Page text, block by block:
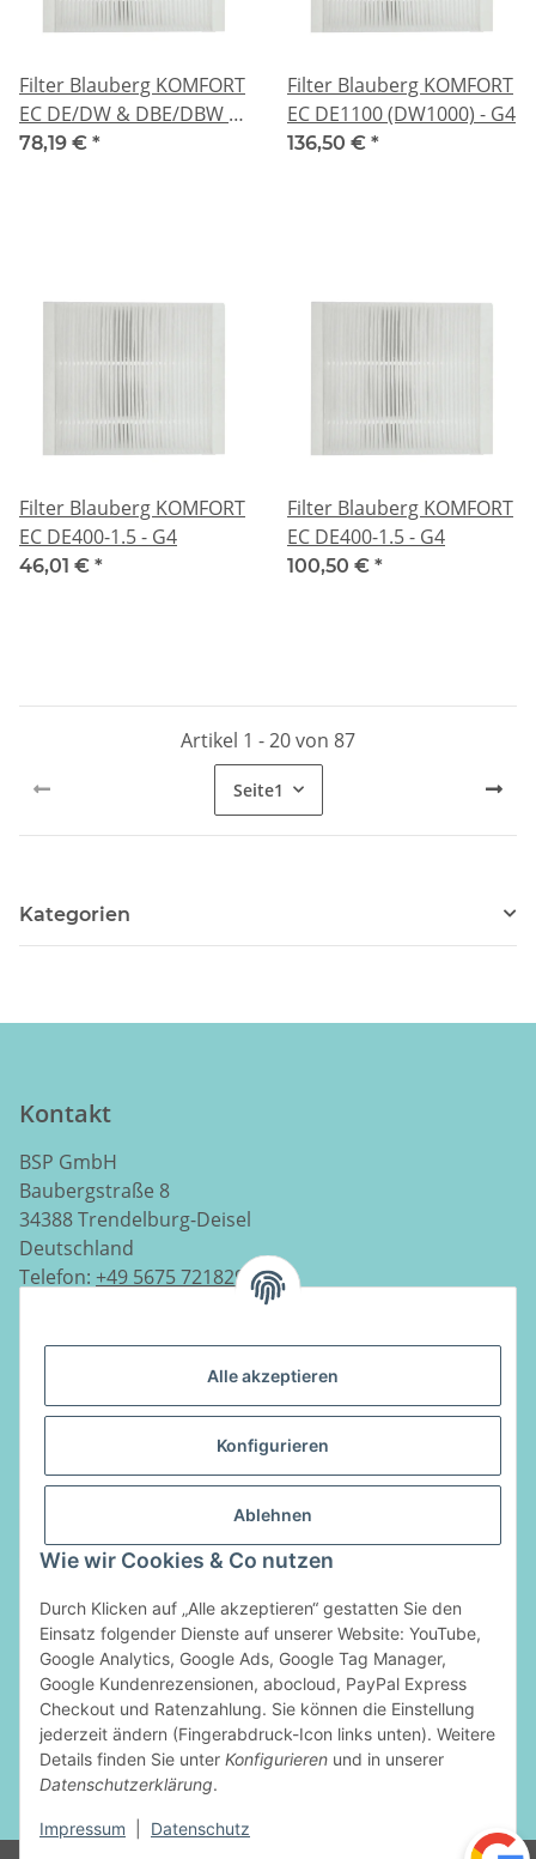
Alle akzeptieren
Konfigurieren
Ablehnen
Wie wir Cookies & Co nutzen
Durch Klicken auf „Alle akzeptieren“ gestatten Sie den
Einsatz folgender Dienste auf unserer Website: YouTube,
Google Analytics, Google Ads, Google Tag Manager,
Google Kundenrezensionen, abocloud, PayPal Express
Checkout und Ratenzahlung. Sie können die Einstellung
jederzeit ändern (Fingerabdruck-Icon links unten). Weitere
Details finden Sie unter Konfigurieren und in unserer
Datenschutzerklärung.
Impressum Datenschutz
Filter Blauberg KOMFORT
EC DE/DW & DBE/DBW -
G4
78,19 € *
Filter Blauberg KOMFORT
EC DE1100 (DW1000) - G4
136,50 € *
Filter Blauberg KOMFORT
EC DE400-1.5 - G4
46,01 € *
Filter Blauberg KOMFORT
EC DE400-1.5 - G4
100,50 € *
Artikel 1 - 20 von 87
Seite1
Kategorien
Kontakt
BSP GmbH
Baubergstraße 8
34388 Trendelburg-Deisel
Deutschland
Telefon: +49 5675 7218290
Informationen
Gesetzliche Informationen
Zahlungsarten